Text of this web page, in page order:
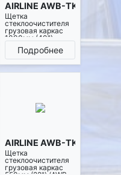
AIRLINE AWB-TK-1001
Щетка
стеклоочистителя
грузовая каркас
1000мм (40")
(AWB-TK-1001)
Подробнее
AIRLINE AWB-TK-550
Щетка
стеклоочистителя
грузовая каркас